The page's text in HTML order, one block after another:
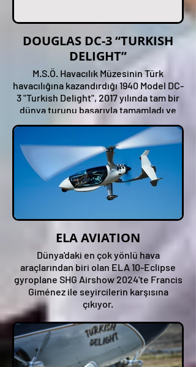
DOUGLAS DC-3 “TURKISH
DELIGHT”
M.S.Ö. Havacılık Müzesinin Türk
havacılığına kazandırdığı 1940 Model DC-
3 "Turkish Delight", 2017 yılında tam bir
dünya turunu başarıyla tamamladı ve
SHG Airshow'de sizlere çok tatlı anlar
yaşatacak.
ELA AVIATION
Dünya'daki en çok yönlü hava
araçlarından biri olan ELA 10-Eclipse
gyroplane SHG Airshow 2024'te Francis
Giménez ile seyircilerin karşısına
çıkıyor.